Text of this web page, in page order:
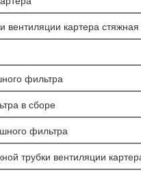
вентиляции картера стяжная
фильтра
в сборе
фильтра
трубки вентиляции